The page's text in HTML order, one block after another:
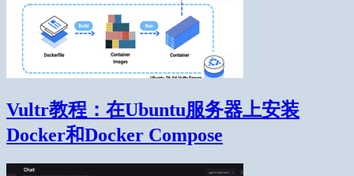
Vultr教程：在Ubuntu服务器上安装
Docker和Docker Compose